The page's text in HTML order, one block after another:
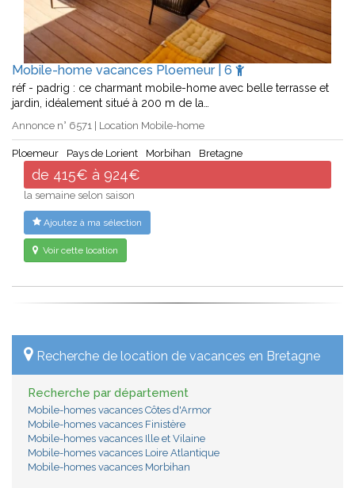
Mobile-home vacances Ploemeur | 6
réf - padrig : ce charmant mobile-home avec belle terrasse et
jardin, idéalement situé à 200 m de la…
Annonce n° 6571 | Location Mobile-home
Ploemeur Pays de Lorient Morbihan Bretagne
de 415€ à 924€
la semaine selon saison
Ajoutez à ma sélection
Voir cette location
Recherche de location de vacances en Bretagne
Recherche par département
Mobile-homes vacances Côtes d'Armor
Mobile-homes vacances Finistère
Mobile-homes vacances Ille et Vilaine
Mobile-homes vacances Loire Atlantique
Mobile-homes vacances Morbihan